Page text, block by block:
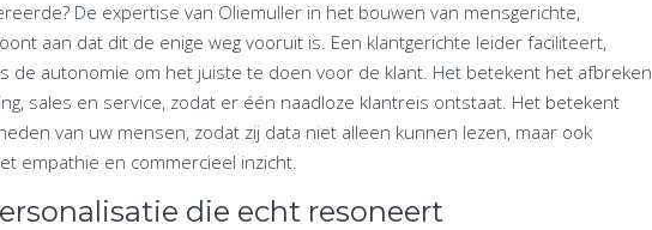
De expertise van Oliemuller in het bouwen van mensgerichte,
aan dat dit de enige weg vooruit is. Een klantgerichte leider faciliteert,
de autonomie om het juiste te doen voor de klant. Het betekent het afbreken
sales en service, zodat er één naadloze klantreis ontstaat. Het betekent
van uw mensen, zodat zij data niet alleen kunnen lezen, maar ook
empathie en commercieel inzicht.
die echt resoneert